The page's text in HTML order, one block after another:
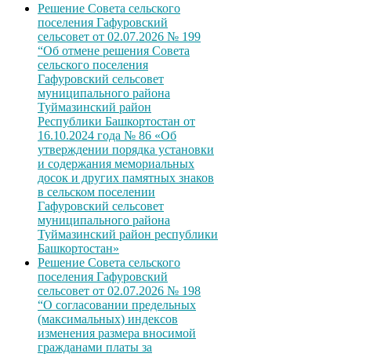
Решение Совета сельского
поселения Гафуровский
сельсовет от 02.07.2026 № 199
“Об отмене решения Совета
сельского поселения
Гафуровский сельсовет
муниципального района
Туймазинский район
Республики Башкортостан от
16.10.2024 года № 86 «Об
утверждении порядка установки
и содержания мемориальных
досок и других памятных знаков
в сельском поселении
Гафуровский сельсовет
муниципального района
Туймазинский район республики
Башкортостан»
Решение Совета сельского
поселения Гафуровский
сельсовет от 02.07.2026 № 198
“О согласовании предельных
(максимальных) индексов
изменения размера вносимой
гражданами платы за